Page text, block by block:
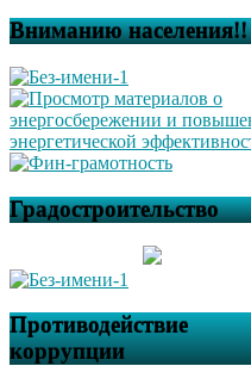
Вниманию населения!!
Градостроительство
Противодействие
коррупции